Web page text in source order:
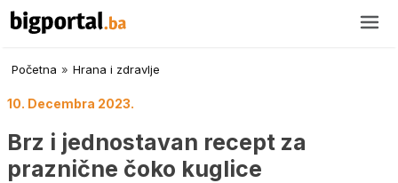
Početna » Hrana i zdravlje
10. Decembra 2023.
Brz i jednostavan recept za
praznične čoko kuglice